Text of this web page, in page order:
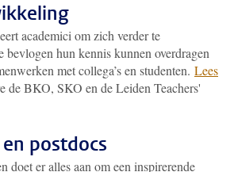
academici om zich verder te
hun kennis kunnen overdragen
met collega’s en studenten. Lees
de BKO, SKO en de Leiden Teachers'
postdocs
doet er alles aan om een inspirerende